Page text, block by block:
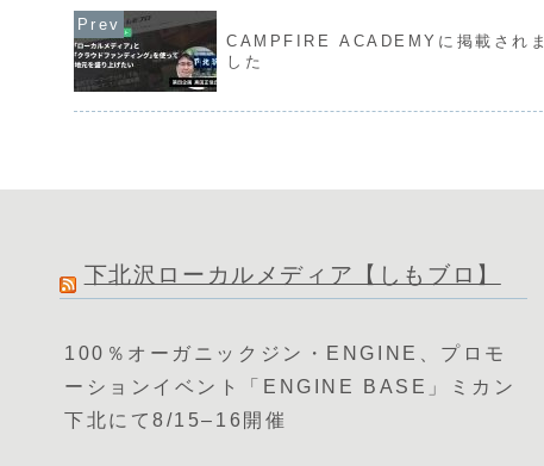
CAMPFIRE ACADEMYに掲載されま
した
下北沢ローカルメディア【しもブロ】
100％オーガニックジン・ENGINE、プロモ
ーションイベント「ENGINE BASE」ミカン
下北にて8/15–16開催